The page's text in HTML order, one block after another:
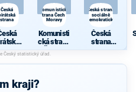
Česká
strana
Komunistická
strana Čech a
Moravy
Komunisti
cká strana
Čech a
Moravy
Česká strana
sociálně
demokratická
Česká
strana
sociálně
cká
kraji?